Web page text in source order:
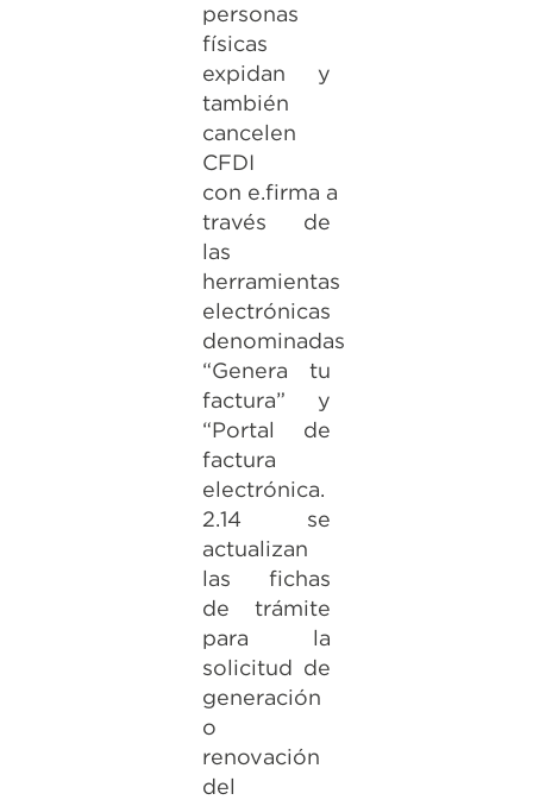
personas
físicas
expidan y
también
cancelen
CFDI
con e.firma a
través de
las
herramientas
electrónicas
denominadas
“Genera tu
factura” y
“Portal de
factura
electrónica.
2.14 se
actualizan
las fichas
de trámite
para la
solicitud de
generación
o
renovación
del